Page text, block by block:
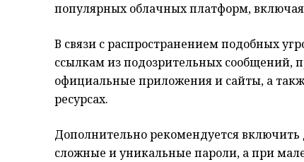
популярных облачных платформ,
В связи с распространением подобных
ссылкам из подозрительных сообщений,
официальные приложения и сайты, а
ресурсах.
Дополнительно рекомендуется
сложные и уникальные пароли, а при